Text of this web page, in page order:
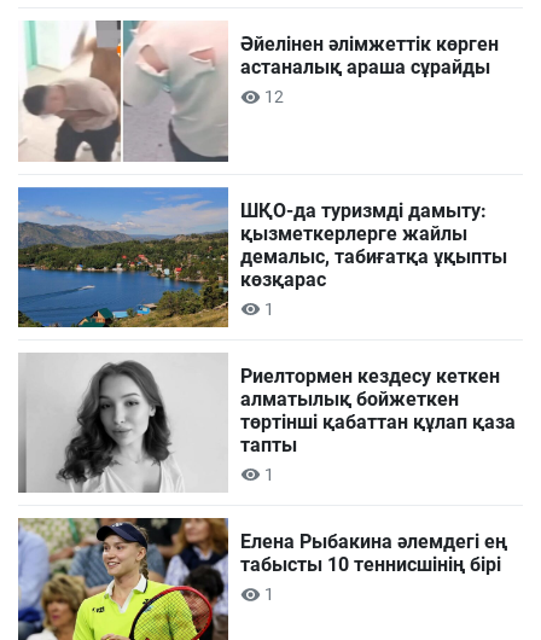
Әйелінен әлімжеттік көрген
астаналық араша сұрайды
12
ШҚО-да туризмді дамыту:
қызметкерлерге жайлы
демалыс, табиғатқа ұқыпты
көзқарас
1
Риелтормен кездесу кеткен
алматылық бойжеткен
төртінші қабаттан құлап қаза
тапты
1
Елена Рыбакина әлемдегі ең
табысты 10 теннисшінің бірі
1